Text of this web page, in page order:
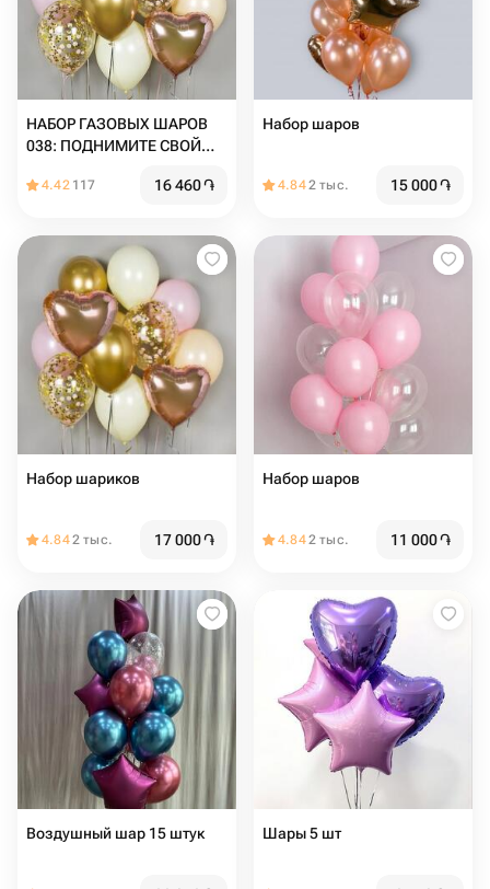
НАБОР ГАЗОВЫХ ШАРОВ
038: ПОДНИМИТЕ СВОЙ
УРОВЕНЬ
4.42 117 16 460֏
Набор шаров
4.842 тыс. 15 000֏
Набор шариков
4.842 тыс. 17 000֏
Набор шаров
4.842 тыс. 11 000֏
Воздушный шар 15 штук Шары 5 шт